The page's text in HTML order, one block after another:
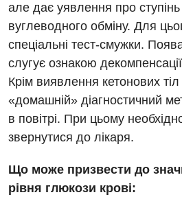
але дає уявлення про
вуглеводного обміну. Для
спеціальні тест-смужки.
слугує ознакою
Крім виявлення кетонових
«домашній» діагностичний
в повітрі. При цьому
звернутися до лікаря.
Що може призвести до
рівня глюкози крові: